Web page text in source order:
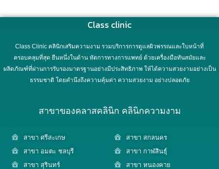
Class clinic
Class Clinic คลินิกเสริมความงาม รวมบริการการดูแลผิวพรรณและใบหน้าที่
ครอบคลุมที่สุด ยืนหนึ่งในด้าน หัตการทางการแพทย์ ด้วยเครื่องมือทันสมัยและ
ผลิตภัณฑ์ที่ผ่านการรับรองมาตรฐานอย่างมีประสิทธิภาพ ให้ได้ความสวยงามอย่างเป็น
ธรรมชาติ โดยคำนึงถึงความคุ้มค่า ความสวยงาม อย่างปลอดภัย
สาขาของคลาสคลินิก คลินิกความงาม
สาขา ศรีสะเกษ
สาขา อมตะ ชลบุรี
สาขา สุรินทร์
สาขา สกลนคร
สาขา กาฬสินธุ์
สาขา หนองคาย